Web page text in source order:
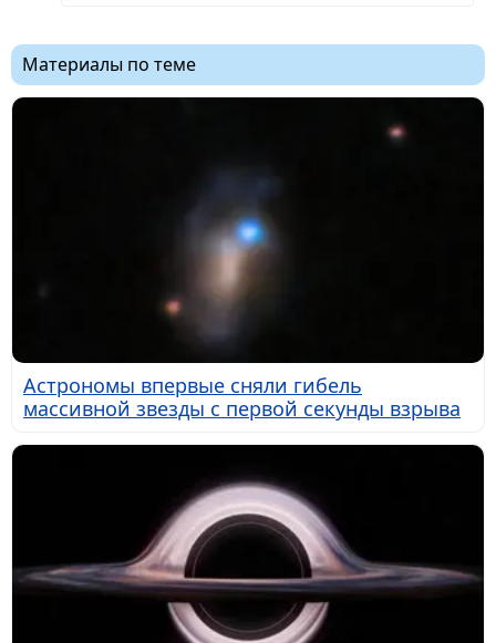
Материалы по теме
Астрономы впервые сняли гибель
массивной звезды с первой секунды взрыва